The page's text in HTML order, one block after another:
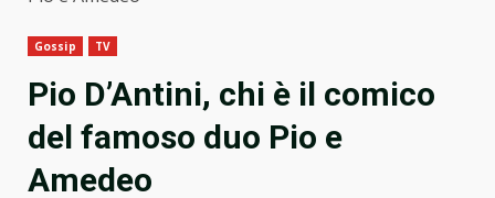
Gossip TV
Pio D’Antini, chi è il comico
del famoso duo Pio e
Amedeo